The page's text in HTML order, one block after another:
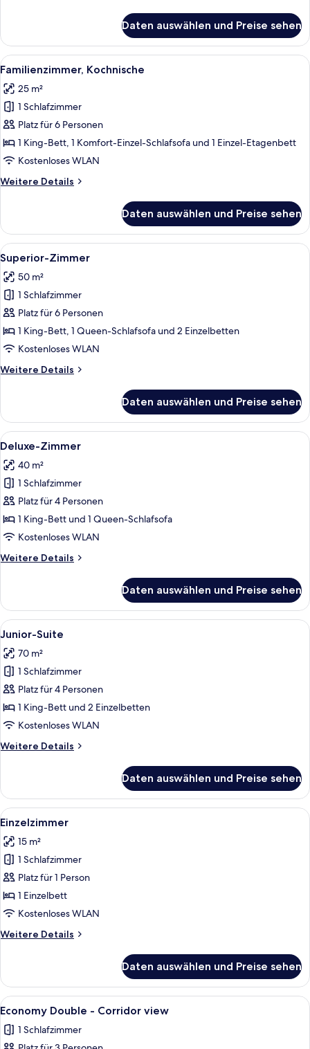
Vierbettzimmer
Daten auswählen und Preise sehen
Alle
Fotos
für
Familienzimmer,
Kochnische
anzeigen
Ein Schlafzimmer mit einem Bett,
4
Familienzimmer, Kochnische
25 m²
1 Schlafzimmer
Platz für 6 Personen
1 King-Bett, 1 Komfort-Einzel-Schlafsofa und 1 Einzel-Etagenbett
Kostenloses WLAN
Weitere Details
Weitere
Kochnische
Daten auswählen und Preise sehen
Alle
Fotos
für
Superior-
Zimmer
anzeigen
Eine moderne Wohnung mit
5
Superior-Zimmer
50 m²
1 Schlafzimmer
Platz für 6 Personen
1 King-Bett, 1 Queen-Schlafsofa und 2 Einzelbetten
Kostenloses WLAN
Weitere Details
Weitere
Zimmer
Daten auswählen und Preise sehen
Alle
Fotos
für
Deluxe-
Zimmer
anzeigen
Ein modernes Wohnzimmer mit
5
Deluxe-Zimmer
40 m²
1 Schlafzimmer
Platz für 4 Personen
1 King-Bett und 1 Queen-Schlafsofa
Kostenloses WLAN
Weitere Details
Weitere
Zimmer
Daten auswählen und Preise sehen
Alle
Fotos
für
Junior-
Suite
anzeigen
Eine Vase mit getrockneten Blumen
6
Junior-Suite
70 m²
1 Schlafzimmer
Platz für 4 Personen
1 King-Bett und 2 Einzelbetten
Kostenloses WLAN
Weitere Details
Weitere
Suite
Daten auswählen und Preise sehen
Alle
Fotos
für
Einzelzimmer
anzeigen
Ein ordentlich bezogenes Bett mit
4
Einzelzimmer
15 m²
1 Schlafzimmer
Platz für 1 Person
1 Einzelbett
Kostenloses WLAN
Weitere Details
Weitere
Daten auswählen und Preise sehen
Alle
Fotos
für
Ein ordentlich bezogenes Bett mit
4
Economy Double - Corridor view
1 Schlafzimmer